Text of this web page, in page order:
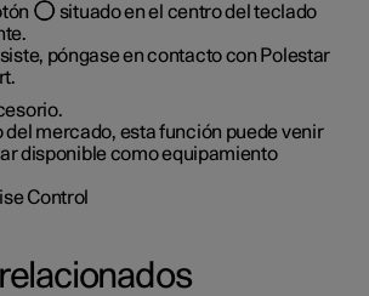
situado en el centro del teclado
póngase en contacto con Polestar
del mercado, esta función puede venir
disponible como equipamiento
Control